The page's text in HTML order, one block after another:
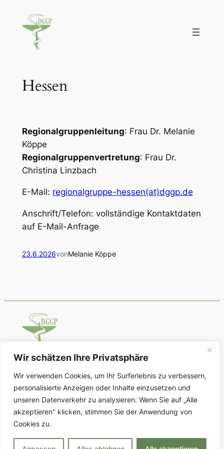
Wir schätzen Ihre Privatsphäre
Wir verwenden Cookies, um Ihr Surferlebnis zu verbessern,
personalisierte Anzeigen oder Inhalte einzusetzen und
unseren Datenverkehr zu analysieren. Wenn Sie auf „Alle
akzeptieren" klicken, stimmen Sie der Anwendung von
Cookies zu.
Inhalt
springen
Hessen
Regionalgruppenleitung: Frau Dr. Melanie
Köppe
Regionalgruppenvertretung: Frau Dr.
Christina Linzbach
E-Mail: regionalgruppe-hessen(at)dggp.de
Anschrift/Telefon: vollständige Kontaktdaten
auf E-Mail-Anfrage
23.6.2026vonMelanie Köppe
Deutsche Gesellschaft für Geschichte
der Pharmazie
Über uns
Vorstand
Kontakt
Datenschutz
Datenschutzerklärung
Social